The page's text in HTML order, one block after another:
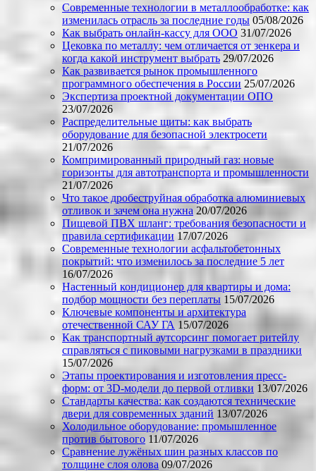
Современные технологии в металлообработке: как
изменилась отрасль за последние годы 05/08/2026
Как выбрать онлайн-кассу для ООО 31/07/2026
Цековка по металлу: чем отличается от зенкера и
когда какой инструмент выбрать 29/07/2026
Как развивается рынок промышленного
программного обеспечения в России 25/07/2026
Экспертиза проектной документации ОПО
23/07/2026
Распределительные щиты: как выбрать
оборудование для безопасной электросети
21/07/2026
Компримированный природный газ: новые
горизонты для автотранспорта и промышленности
21/07/2026
Что такое дробеструйная обработка алюминиевых
отливок и зачем она нужна 20/07/2026
Пищевой ПВХ шланг: требования безопасности и
правила сертификации 17/07/2026
Современные технологии асфальтобетонных
покрытий: что изменилось за последние 5 лет
16/07/2026
Настенный кондиционер для квартиры и дома:
подбор мощности без переплаты 15/07/2026
Ключевые компоненты и архитектура
отечественной САУ ГА 15/07/2026
Как транспортный аутсорсинг помогает ритейлу
справляться с пиковыми нагрузками в праздники
15/07/2026
Этапы проектирования и изготовления пресс-
форм: от 3D-модели до первой отливки 13/07/2026
Стандарты качества: как создаются технические
двери для современных зданий 13/07/2026
Холодильное оборудование: промышленное
против бытового 11/07/2026
Сравнение лужёных шин разных классов по
толщине слоя олова 09/07/2026